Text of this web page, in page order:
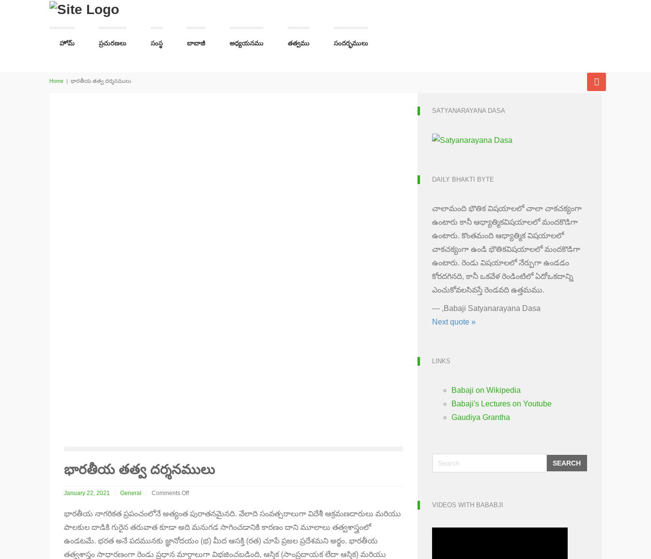
హోమ్ ప్రచురణలు సంస్థ బాబాజీ అధ్యయనము తత్వము సందర్భములు
Home | భారతీయ తత్వ దర్శనములు
భారతీయ తత్వ దర్శనములు
January 22, 2021 General
Comments Off
భారతీయ
దర్శనములు
భారతీయ నాగరికత ప్రపంచంలోనే అత్యంత పురాతనమైనది. వేలాది సంవత్సరాలుగా విదేశీ ఆక్రమణదారులు మరియు
పాలకుల దాడికి గురైన తరువాత కూడా అది మనుగడ సాగించడానికి కారణం దాని మూలాలు తత్వశాస్త్రంలో
ఉండటమే. భరత అనే పదమునకు జ్ఞానోదయం (భ) మీద ఆసక్తి (రత) చూపే ప్రజల ప్రదేశమని అర్థం. భారతీయ
తత్వశాస్త్రం సాధారణంగా రెండు ప్రధాన మార్గాలుగా విభజించబడింది, ఆస్తిక (సాంప్రదాయక లేదా ఆస్తిక) మరియు
SATYANARAYANA DASA
DAILY BHAKTI BYTE
చాలామంది భౌతిక విషయాలలో చాలా చాకచక్యంగా
ఉంటారు కానీ ఆధ్యాత్మికవిషయాలలో మందకొడిగా
ఉంటారు. కొంతమంది ఆధ్యాత్మిక విషయాలలో
చాకచక్యంగా ఉండి భౌతికవిషయాలలో మందకొడిగా
ఉంటారు. రెండు విషయాలలో నేర్పుగా ఉండడం
కోరదగినది, కానీ ఒకవేళ రెండింటిలో ఏదోఒకదాన్ని
ఎంచుకోవలసివస్తే రెండవది ఉత్తమము.
— ,Babaji Satyanarayana Dasa
Next quote »
LINKS
Babaji on Wikipedia
Babaji's Lectures on Youtube
Gaudiya Grantha
SEARCH
VIDEOS WITH BABABJI